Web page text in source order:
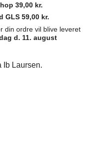
39,00 kr.
GLS 59,00 kr.
din ordre vil blive leveret
d. 11. august
Ib Laursen.